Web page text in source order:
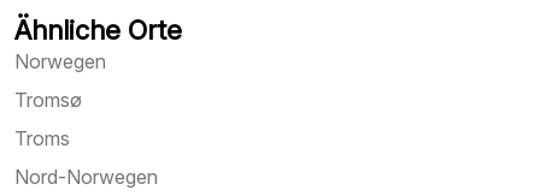
Ähnliche Orte
Norwegen
Tromsø
Troms
Nord-Norwegen